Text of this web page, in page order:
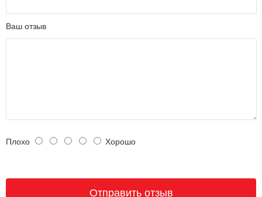
Ваш отзыв
Плохо Хорошо